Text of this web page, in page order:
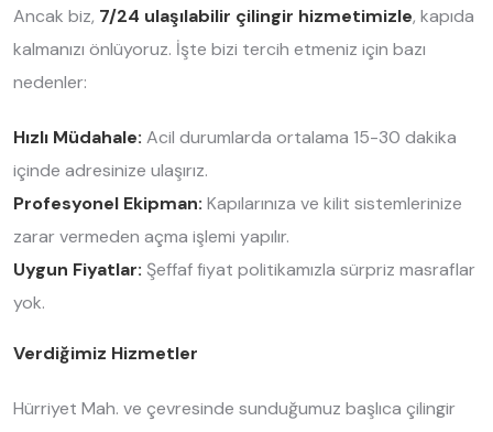
Ancak biz, 7/24 ulaşılabilir çilingir hizmetimizle, kapıda
kalmanızı önlüyoruz. İşte bizi tercih etmeniz için bazı
nedenler:
Hızlı Müdahale: Acil durumlarda ortalama 15-30 dakika
içinde adresinize ulaşırız.
Profesyonel Ekipman: Kapılarınıza ve kilit sistemlerinize
zarar vermeden açma işlemi yapılır.
Uygun Fiyatlar: Şeffaf fiyat politikamızla sürpriz masraflar
yok.
Verdiğimiz Hizmetler
Hürriyet Mah. ve çevresinde sunduğumuz başlıca çilingir